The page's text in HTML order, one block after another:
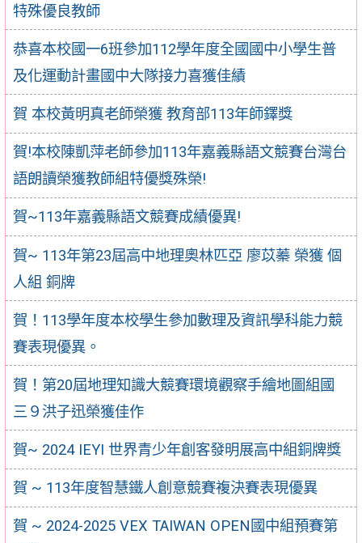
特殊優良教師
恭喜本校國一6班參加112學年度全國國中小學生普
及化運動計畫國中大隊接力喜獲佳績
賀 本校黃明真老師榮獲 教育部113年師鐸獎
賀!本校陳凱萍老師參加113年嘉義縣語文競賽台灣台
語朗讀榮獲教師組特優獎殊榮!
賀~113年嘉義縣語文競賽成績優異!
賀~ 113年第23屆高中地理奧林匹亞 廖苡蓁 榮獲 個
人組 銅牌
賀！113學年度本校學生參加數理及資訊學科能力競
賽表現優異。
賀！第20屆地理知識大競賽環境觀察手繪地圖組國
三９洪子迅榮獲佳作
賀~ 2024 IEYI 世界青少年創客發明展高中組銅牌獎
賀 ~ 113年度智慧鐵人創意競賽複決賽表現優異
賀 ~ 2024-2025 VEX TAIWAN OPEN國中組預賽第